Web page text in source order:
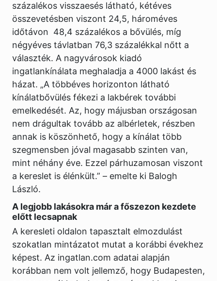
százalékos visszaesés látható, kétéves
összevetésben viszont 24,5, hároméves
időtávon 48,4 százalékos a bővülés, míg
négyéves távlatban 76,3 százalékkal nőtt a
választék. A nagyvárosok kiadó
ingatlankínálata meghaladja a 4000 lakást és
házat. „A többéves horizonton látható
kínálatbővülés fékezi a lakbérek további
emelkedését. Az, hogy májusban országosan
nem drágultak tovább az albérletek, részben
annak is köszönhető, hogy a kínálat több
szegmensben jóval magasabb szinten van,
mint néhány éve. Ezzel párhuzamosan viszont
a kereslet is élénkült.” – emelte ki Balogh
László.
A legjobb lakásokra már a főszezon kezdete
előtt lecsapnak
A keresleti oldalon tapasztalt elmozdulást
szokatlan mintázatot mutat a korábbi évekhez
képest. Az ingatlan.com adatai alapján
korábban nem volt jellemző, hogy Budapesten,